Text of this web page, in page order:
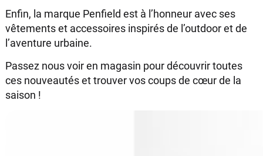
Enfin, la marque Penfield est à l’honneur avec ses
vêtements et accessoires inspirés de l’outdoor et de
l’aventure urbaine.
Passez nous voir en magasin pour découvrir toutes
ces nouveautés et trouver vos coups de cœur de la
saison !